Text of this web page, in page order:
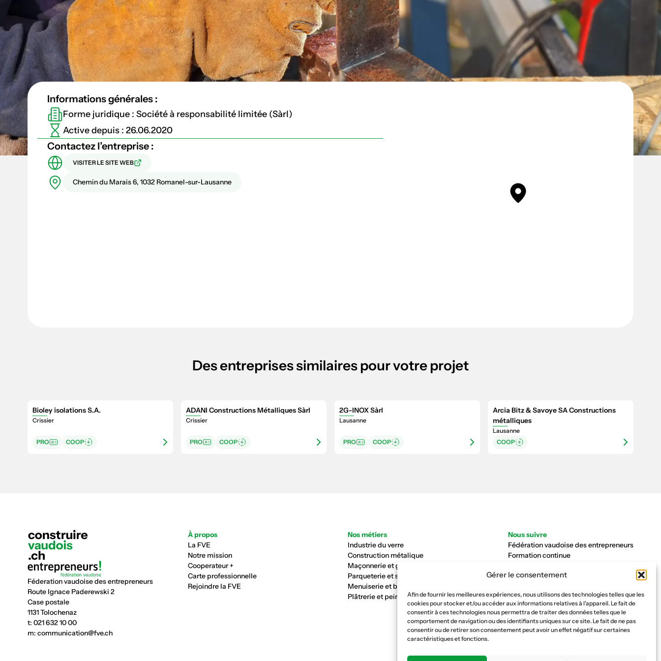
Gérer le consentement
Afin de fournir les meilleures expériences, nous utilisons des technologies telles que les
cookies pour stocker et/ou accéder aux informations relatives à l'appareil. Le fait de
consentir à ces technologies nous permettra de traiter des données telles que le
comportement de navigation ou des identifiants uniques sur ce site. Le fait de ne pas
consentir ou de retirer son consentement peut avoir un effet négatif sur certaines
caractéristiques et fonctions.
Informations générales :
Forme juridique : Société à responsabilité limitée (Sàrl)
Active depuis : 26.06.2020
Contactez l’entreprise :
VISITER LE SITE WEB
Chemin du Marais 6, 1032 Romanel-sur-Lausanne
Des entreprises similaires pour votre projet
Bioley isolations S.A.
Crissier
PRO COOP
ADANI Constructions Métalliques Sàrl
Crissier
PRO COOP
2G-INOX Sàrl
Lausanne
PRO COOP
Arcia Bitz & Savoye SA Constructions
métalliques
Lausanne
COOP
Féderation vaudoise des entrepreneurs
Route Ignace Paderewski 2
Case postale
1131 Tolochenaz
t: 021 632 10 00
m: communication@fve.ch
À propos
La FVE
Notre mission
Cooperateur +
Carte professionnelle
Rejoindre la FVE
Nos métiers
Industrie du verre
Construction métalique
Maçonnerie et génie civil
Parqueterie et sols
Menuiserie et bois
Plâtrerie et peinture
Nous suivre
Fédération vaudoise des entrepreneurs
Formation continue
Caisse AVS 66.1